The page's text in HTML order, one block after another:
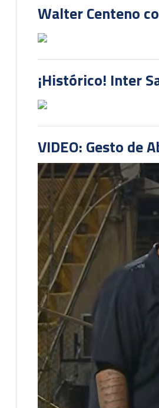
Walter Centeno
¡Histórico! Inter
VIDEO: Gesto de